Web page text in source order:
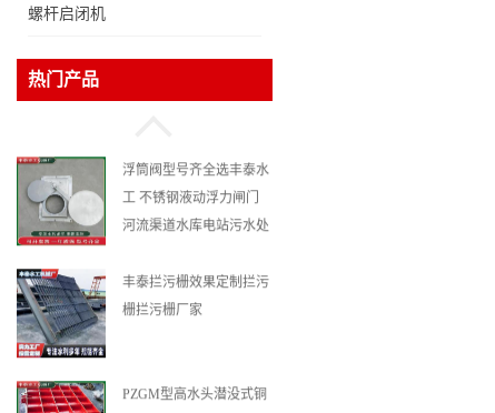
螺杆启闭机
热门产品
格栅价格、拦污栅厂家，
浮筒阀型号齐全选丰泰水
工 不锈钢液动浮力闸门
河流渠道水库电站污水处
丰泰拦污栅效果定制拦污
栅拦污栅厂家
PZGM型高水头潜没式铜